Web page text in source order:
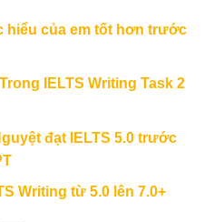
hiểu của em tốt hơn trước
IELTS Writing Task 2
đạt IELTS 5.0 trước
Writing từ 5.0 lên 7.0+